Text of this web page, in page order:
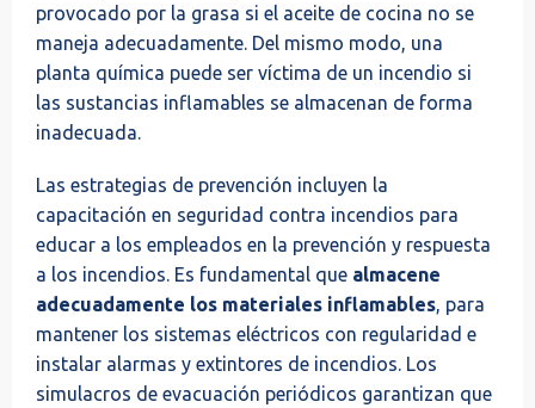
provocado por la grasa si el aceite de cocina no se
maneja adecuadamente. Del mismo modo, una
planta química puede ser víctima de un incendio si
las sustancias inflamables se almacenan de forma
inadecuada.
Las estrategias de prevención incluyen la
capacitación en seguridad contra incendios para
educar a los empleados en la prevención y respuesta
a los incendios. Es fundamental que almacene
adecuadamente los materiales inflamables, para
mantener los sistemas eléctricos con regularidad e
instalar alarmas y extintores de incendios. Los
simulacros de evacuación periódicos garantizan que